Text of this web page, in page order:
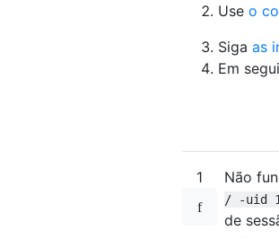
Use o
Siga as
Em
1 Não
/ -uid
de